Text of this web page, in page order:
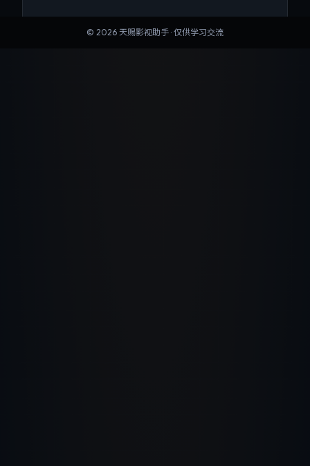
© 2026 天赐影视助手 · 仅供学习交流